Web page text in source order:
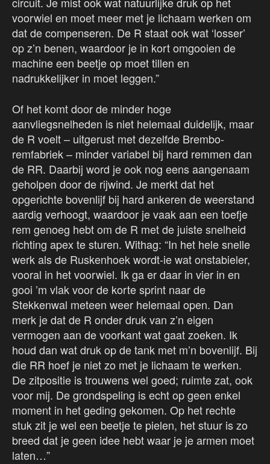
voorwiel en moet meer met je lichaam werken om
dat de compenseren. De R staat ook wat ‘losser’
op z’n benen, waardoor je in kort omgooien de
machine een beetje op moet tillen en
nadrukkelijker in moet leggen.”
Of het komt door de minder hoge
aanvliegsnelheden is niet helemaal duidelijk, maar
de R voelt – uitgerust met dezelfde Brembo-
remfabriek – minder variabel bij hard remmen dan
de RR. Daarbij word je ook nog eens aangenaam
geholpen door de rijwind. Je merkt dat het
opgerichte bovenlijf bij hard ankeren de weerstand
aardig verhoogt, waardoor je vaak aan een toefje
rem genoeg hebt om de R met de juiste snelheid
richting apex te sturen. Withag: “In het hele snelle
werk als de Ruskenhoek wordt-ie wat onstabieler,
vooral in het voorwiel. Ik ga er daar in vier in en
gooi ’m vlak voor de korte sprint naar de
Stekkenwal meteen weer helemaal open. Dan
merk je dat de R onder druk van z’n eigen
vermogen aan de voorkant wat gaat zoeken. Ik
houd dan wat druk op de tank met m’n bovenlijf. Bij
die RR hoef je niet zo met je lichaam te werken.
De zitpositie is trouwens wel goed; ruimte zat, ook
voor mij. De grondspeling is echt op geen enkel
moment in het geding gekomen. Op het rechte
stuk zit je wel een beetje te pielen, het stuur is zo
breed dat je geen idee hebt waar je je armen moet
laten…”